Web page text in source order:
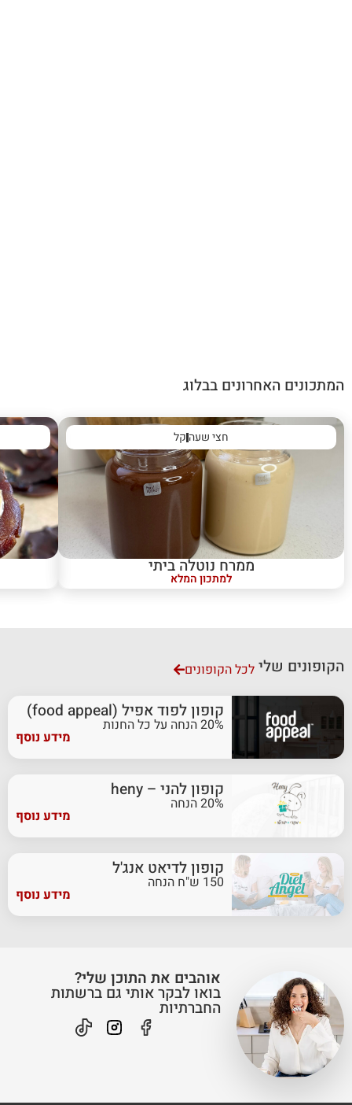
המתכונים האחרונים בבלוג
חצי שעהקל
ממרח נוטלה ביתי
למתכון המלא
הקופונים שלי לכל הקופונים
קופון לפוד אפיל (food appeal)
20% הנחה על כל החנות
מידע נוסף
קופון להני – heny
20% הנחה
מידע נוסף
קופון לדיאט אנג'ל
150 ש"ח הנחה
מידע נוסף
אוהבים את התוכן שלי?
בואו לבקר אותי גם ברשתות
החברתיות